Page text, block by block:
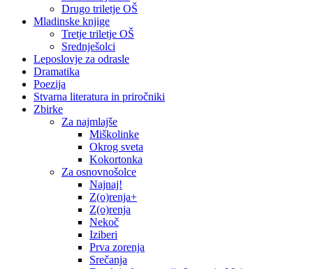
Drugo triletje OŠ
Mladinske knjige
Tretje triletje OŠ
Srednješolci
Leposlovje za odrasle
Dramatika
Poezija
Stvarna literatura in priročniki
Zbirke
Za najmlajše
Miškolinke
Okrog sveta
Kokortonka
Za osnovnošolce
Najnaj!
Z(o)renja+
Z(o)renja
Nekoč
Iziberi
Prva zorenja
Srečanja